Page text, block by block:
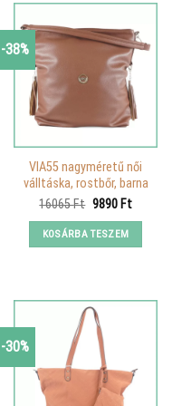
-38%
VIA55 nagyméretű női
válltáska, rostbőr, barna
16065Ft Original
was:
16065 Ft.
9890 FtCurrent
KOSÁRBA TESZEM
-30%